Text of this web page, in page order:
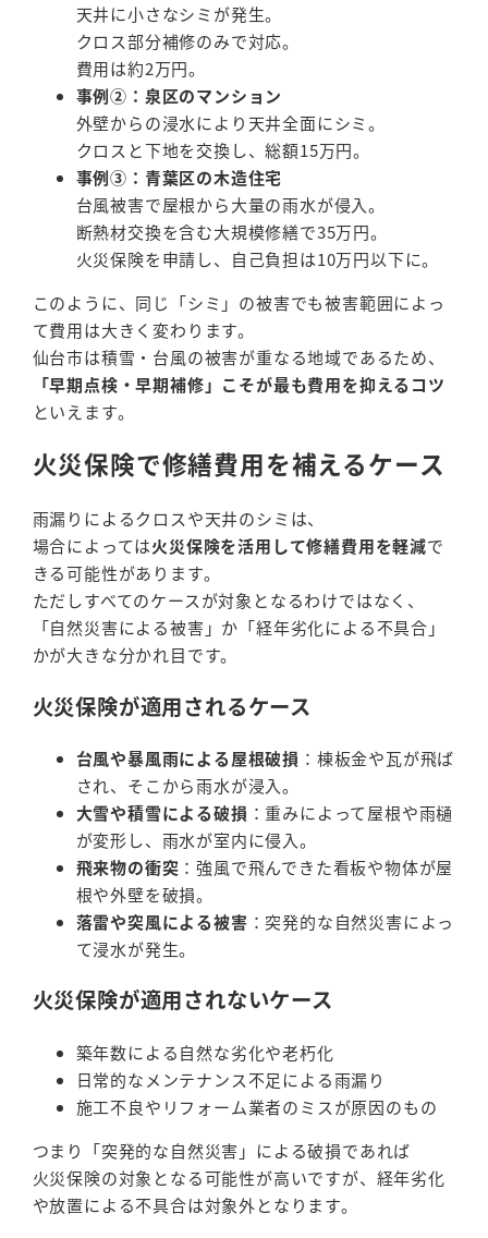
天井に小さなシミが発生。
クロス部分補修のみで対応。
費用は約2万円。
事例②：泉区のマンション
外壁からの浸水により天井全面にシミ。
クロスと下地を交換し、総額15万円。
事例③：青葉区の木造住宅
台風被害で屋根から大量の雨水が侵入。
断熱材交換を含む大規模修繕で35万円。
火災保険を申請し、自己負担は10万円以下に。
このように、同じ「シミ」の被害でも被害範囲によっ
て費用は大きく変わります。
仙台市は積雪・台風の被害が重なる地域であるため、
「早期点検・早期補修」こそが最も費用を抑えるコツ
といえます。
火災保険で修繕費用を補えるケース
雨漏りによるクロスや天井のシミは、
場合によっては火災保険を活用して修繕費用を軽減で
きる可能性があります。
ただしすべてのケースが対象となるわけではなく、
「自然災害による被害」か「経年劣化による不具合」
かが大きな分かれ目です。
火災保険が適用されるケース
台風や暴風雨による屋根破損 ：棟板金や瓦が飛ば
され、そこから雨水が浸入。
大雪や積雪による破損 ：重みによって屋根や雨樋
が変形し、雨水が室内に侵入。
飛来物の衝突 ：強風で飛んできた看板や物体が屋
根や外壁を破損。
落雷や突風による被害 ：突発的な自然災害によっ
て浸水が発生。
火災保険が適用されないケース
築年数による自然な劣化や老朽化
日常的なメンテナンス不足による雨漏り
施工不良やリフォーム業者のミスが原因のもの
つまり「突発的な自然災害」による破損であれば
火災保険の対象となる可能性が高いですが、経年劣化
や放置による不具合は対象外となります。